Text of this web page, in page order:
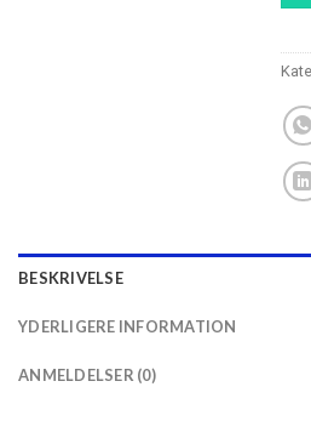
BESKRIVELSE
YDERLIGERE INFORMATION
ANMELDELSER (0)